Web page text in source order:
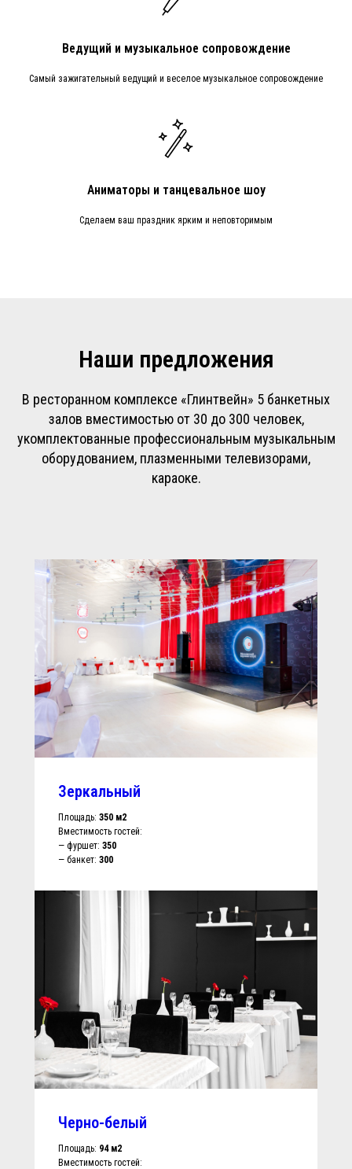
Ведущий и музыкальное сопровождение
Самый зажигательный ведущий и веселое музыкальное сопровождение
Аниматоры и танцевальное шоу
Сделаем ваш праздник ярким и неповторимым
Наши предложения
В ресторанном комплексе «Глинтвейн» 5 банкетных
залов вместимостью от 30 до 300 человек,
укомплектованные профессиональным музыкальным
оборудованием, плазменными телевизорами,
караоке.
Зеркальный
Площадь: 350 м2
Вместимость гостей:
— фуршет: 350
— банкет: 300
Черно-белый
Площадь: 94 м2
Вместимость гостей: